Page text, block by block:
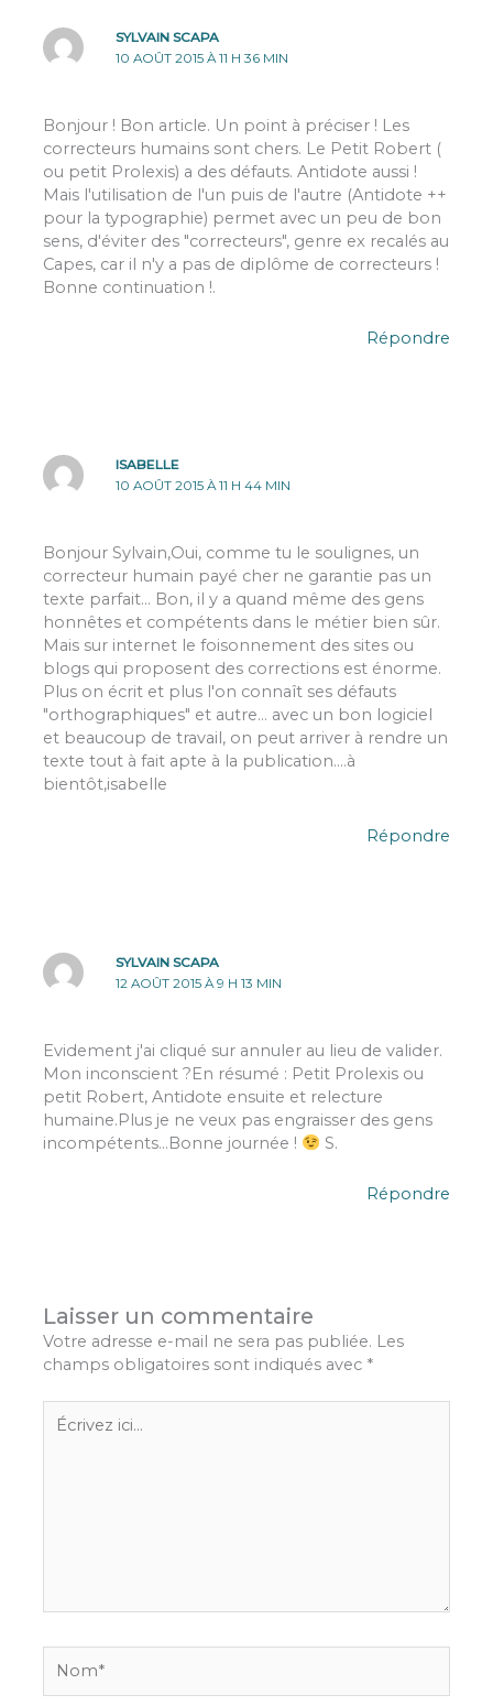
SYLVAIN SCAPA
10 AOÛT 2015 À 11 H 36 MIN
Bonjour ! Bon article. Un point à préciser ! Les
correcteurs humains sont chers. Le Petit Robert (
ou petit Prolexis) a des défauts. Antidote aussi !
Mais l'utilisation de l'un puis de l'autre (Antidote ++
pour la typographie) permet avec un peu de bon
sens, d'éviter des "correcteurs", genre ex recalés au
Capes, car il n'y a pas de diplôme de correcteurs !
Bonne continuation !.
Répondre
ISABELLE
10 AOÛT 2015 À 11 H 44 MIN
Bonjour Sylvain,Oui, comme tu le soulignes, un
correcteur humain payé cher ne garantie pas un
texte parfait… Bon, il y a quand même des gens
honnêtes et compétents dans le métier bien sûr.
Mais sur internet le foisonnement des sites ou
blogs qui proposent des corrections est énorme.
Plus on écrit et plus l'on connaît ses défauts
"orthographiques" et autre… avec un bon logiciel
et beaucoup de travail, on peut arriver à rendre un
texte tout à fait apte à la publication….à
bientôt,isabelle
Répondre
SYLVAIN SCAPA
12 AOÛT 2015 À 9 H 13 MIN
Evidement j'ai cliqué sur annuler au lieu de valider.
Mon inconscient ?En résumé : Petit Prolexis ou
petit Robert, Antidote ensuite et relecture
humaine.Plus je ne veux pas engraisser des gens
incompétents…Bonne journée !
S.
Répondre
Laisser un commentaire
Votre adresse e-mail ne sera pas publiée. Les
champs obligatoires sont indiqués avec *
Écrivez
ici…